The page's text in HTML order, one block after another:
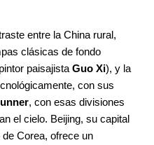
entre la China rural,
clásicas de fondo
paisajista Guo Xi), y la
con sus
, con esas divisiones
el cielo. Beijing, su capital
Corea, ofrece un